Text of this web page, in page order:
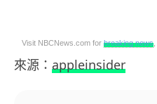
Visit NBCNews.com for breaking news
來源： appleinsider